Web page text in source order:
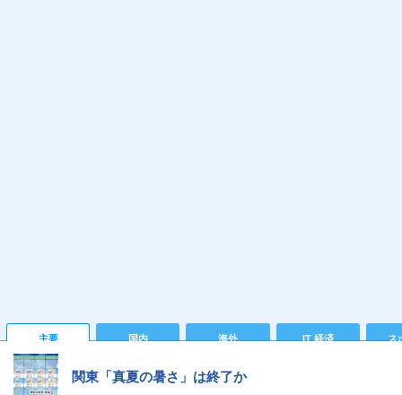
主要 国内 海外 IT 経済 ス
関東「真夏の暑さ」は終了か